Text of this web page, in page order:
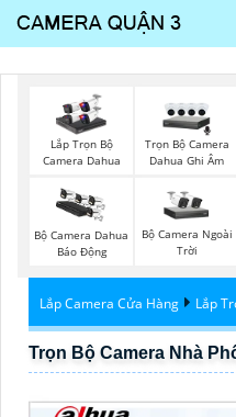
Lắp Trọn Bộ
Camera Dahua
Trọn Bộ Camera
Dahua Ghi Âm
Bộ Camera Dahua
Báo Động
Bộ Camera Ngoài
Trời
Lắp Camera Cửa Hàng Lắp
Trọn Bộ Camera Nhà